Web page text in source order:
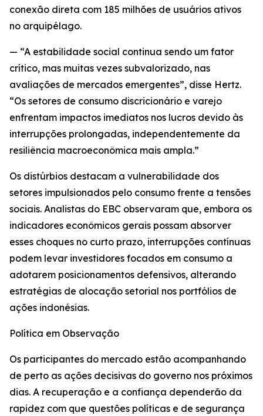
conexão direta com 185 milhões de usuários ativos
no arquipélago.
— “A estabilidade social continua sendo um fator
crítico, mas muitas vezes subvalorizado, nas
avaliações de mercados emergentes”, disse Hertz.
“Os setores de consumo discricionário e varejo
enfrentam impactos imediatos nos lucros devido às
interrupções prolongadas, independentemente da
resiliência macroeconômica mais ampla.”
Os distúrbios destacam a vulnerabilidade dos
setores impulsionados pelo consumo frente a tensões
sociais. Analistas do EBC observaram que, embora os
indicadores econômicos gerais possam absorver
esses choques no curto prazo, interrupções contínuas
podem levar investidores focados em consumo a
adotarem posicionamentos defensivos, alterando
estratégias de alocação setorial nos portfólios de
ações indonésias.
Política em Observação
Os participantes do mercado estão acompanhando
de perto as ações decisivas do governo nos próximos
dias. A recuperação e a confiança dependerão da
rapidez com que questões políticas e de segurança